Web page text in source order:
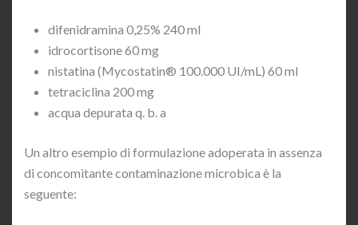
difenidramina 0,25% 240 ml
idrocortisone 60 mg
nistatina (Mycostatin® 100.000 UI/mL) 60 ml
tetraciclina 200 mg
acqua depurata q. b. a
Un altro esempio di formulazione adoperata in assenza
di concomitante contaminazione microbica è la
seguente: